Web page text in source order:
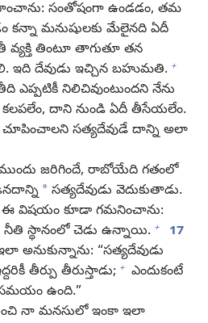
సంతోషంగా ఉండడం, తమ
మనుషులకు మేలైనది ఏదీ
వ్యక్తి తింటూ తాగుతూ తన
ఇది దేవుడు ఇచ్చిన బహుమతి. +
ఎప్పటికీ నిలిచివుంటుందని నేను
కలపలేం, దాని నుండి ఏదీ తీసేయలేం.
చూపించాలని సత్యదేవుడే దాన్ని అలా
జరిగిందే, రాబోయేది గతంలో
* సత్యదేవుడు వెదుకుతాడు.
ఈ విషయం కూడా గమనించాను:
నీతి స్థానంలో చెడు ఉన్నాయి. +
17
అనుకున్నాను: “సత్యదేవుడు
తీర్పు తీరుస్తాడు; + ఎందుకంటే
సమయం ఉంది.”
నా మనసులో ఇంకా ఇలా